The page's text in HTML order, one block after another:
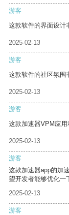
游客
这款软件的界面设计
2025-02-13
游客
这款软件的社区氛围
2025-02-13
游客
这款加速器VPM应用
2025-02-13
游客
这款加速器app的加
望开发者能够优化一
2025-02-13
游客